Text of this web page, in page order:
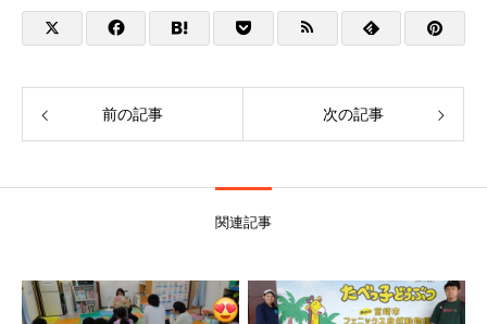
前の記事 次の記事
関連記事